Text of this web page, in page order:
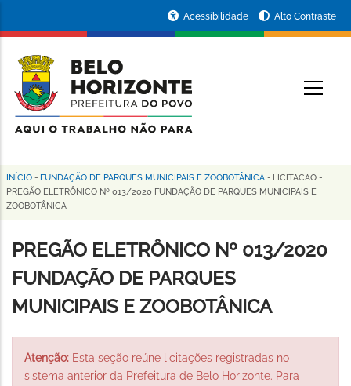
conteúdo
principal
da
Prefeitura
de
Horizonte
Acessibilidade Alto Contraste
Trilha
de
navegação
INÍCIO - FUNDAÇÃO DE PARQUES MUNICIPAIS E ZOOBOTÂNICA - LICITACAO -
PREGÃO ELETRÔNICO Nº 013/2020 FUNDAÇÃO DE PARQUES MUNICIPAIS E
ZOOBOTÂNICA
PREGÃO ELETRÔNICO Nº 013/2020
FUNDAÇÃO DE PARQUES
MUNICIPAIS E ZOOBOTÂNICA
Atenção: Esta seção reúne licitações registradas no
sistema anterior da Prefeitura de Belo Horizonte. Para